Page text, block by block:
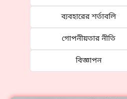
ব্যবহারের শর্তাবলি
গোপনীয়তার নীতি
বিজ্ঞাপন